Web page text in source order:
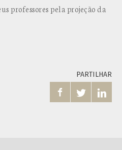
professores pela projeção da
PARTILHAR
  